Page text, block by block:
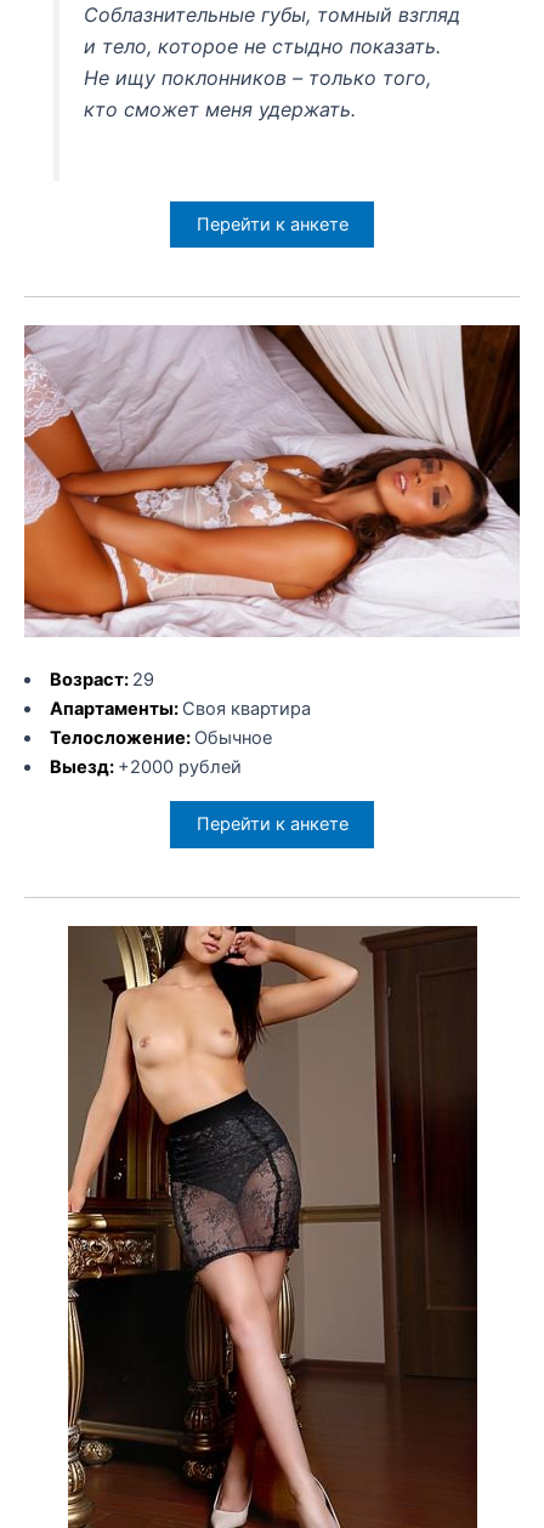
Соблазнительные губы, томный взгляд
и тело, которое не стыдно показать.
Не ищу поклонников – только того,
кто сможет меня удержать.
Перейти к анкете
Возраст: 29
Апартаменты: Своя квартира
Телосложение: Обычное
Выезд: +2000 рублей
Перейти к анкете